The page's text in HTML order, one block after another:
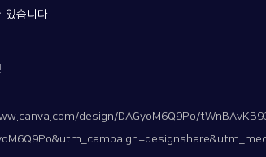
있습니다
design/DAGyoM6Q9Po/